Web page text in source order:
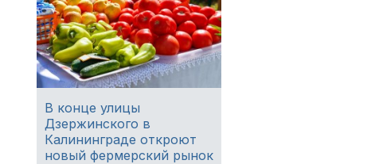
В конце улицы
Дзержинского в
Калининграде откроют
новый фермерский рынок